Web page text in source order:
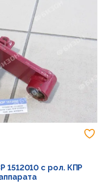
1512010 с рол. КПР